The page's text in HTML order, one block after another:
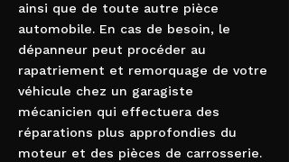
ainsi que de toute autre pièce
automobile. En cas de besoin, le
dépanneur peut procéder au
rapatriement et remorquage de votre
véhicule chez un garagiste
mécanicien qui effectuera des
réparations plus approfondies du
moteur et des pièces de carrosserie.